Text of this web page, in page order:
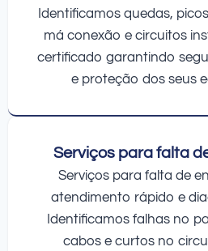
Identificamos quedas,
má conexão e circuitos
certificado garantindo
e proteção dos seus
Serviços para falta
Serviços para falta de
atendimento rápido e
Identificamos falhas no
cabos e curtos no